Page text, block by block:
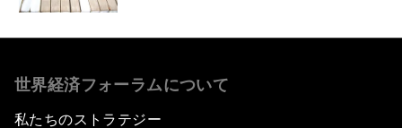
世界経済フォーラムについて
私たちのストラテジー